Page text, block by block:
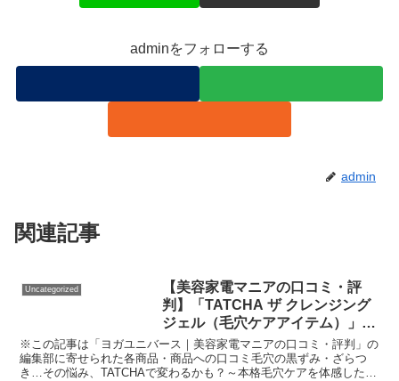
adminをフォローする
admin
関連記事
Uncategorized
【美容家電マニアの口コミ・評
判】「TATCHA ザ クレンジング
ジェル（毛穴ケアアイテム）」を
実際に使ってみた正直感想
※この記事は「ヨガユニバース｜美容家電マニアの口コミ・評判」の
編集部に寄せられた各商品・商品への口コミ毛穴の黒ずみ・ざらつ
き…その悩み、TATCHAで変わるかも？～本格毛穴ケアを体感したリ